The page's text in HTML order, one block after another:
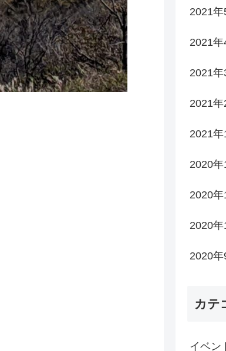
2021年
2021年
2021年
2021年
2021年
2020年
2020年
2020年
2020年
カテ
イベン